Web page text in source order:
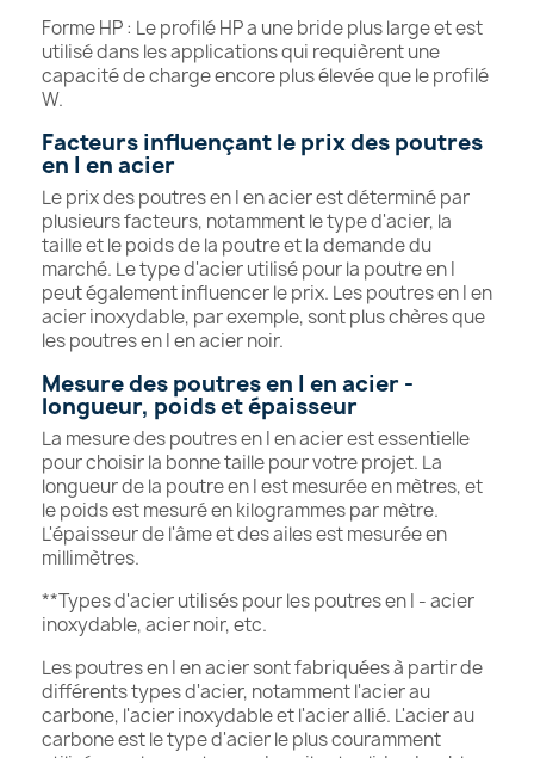
Forme HP : Le profilé HP a une bride plus large et est
utilisé dans les applications qui requièrent une
capacité de charge encore plus élevée que le profilé
W.
Facteurs influençant le prix des poutres
en I en acier
Le prix des poutres en I en acier est déterminé par
plusieurs facteurs, notamment le type d'acier, la
taille et le poids de la poutre et la demande du
marché. Le type d'acier utilisé pour la poutre en I
peut également influencer le prix. Les poutres en I en
acier inoxydable, par exemple, sont plus chères que
les poutres en I en acier noir.
Mesure des poutres en I en acier -
longueur, poids et épaisseur
La mesure des poutres en I en acier est essentielle
pour choisir la bonne taille pour votre projet. La
longueur de la poutre en I est mesurée en mètres, et
le poids est mesuré en kilogrammes par mètre.
L'épaisseur de l'âme et des ailes est mesurée en
millimètres.
**Types d'acier utilisés pour les poutres en I - acier
inoxydable, acier noir, etc.
Les poutres en I en acier sont fabriquées à partir de
différents types d'acier, notamment l'acier au
carbone, l'acier inoxydable et l'acier allié. L'acier au
carbone est le type d'acier le plus couramment